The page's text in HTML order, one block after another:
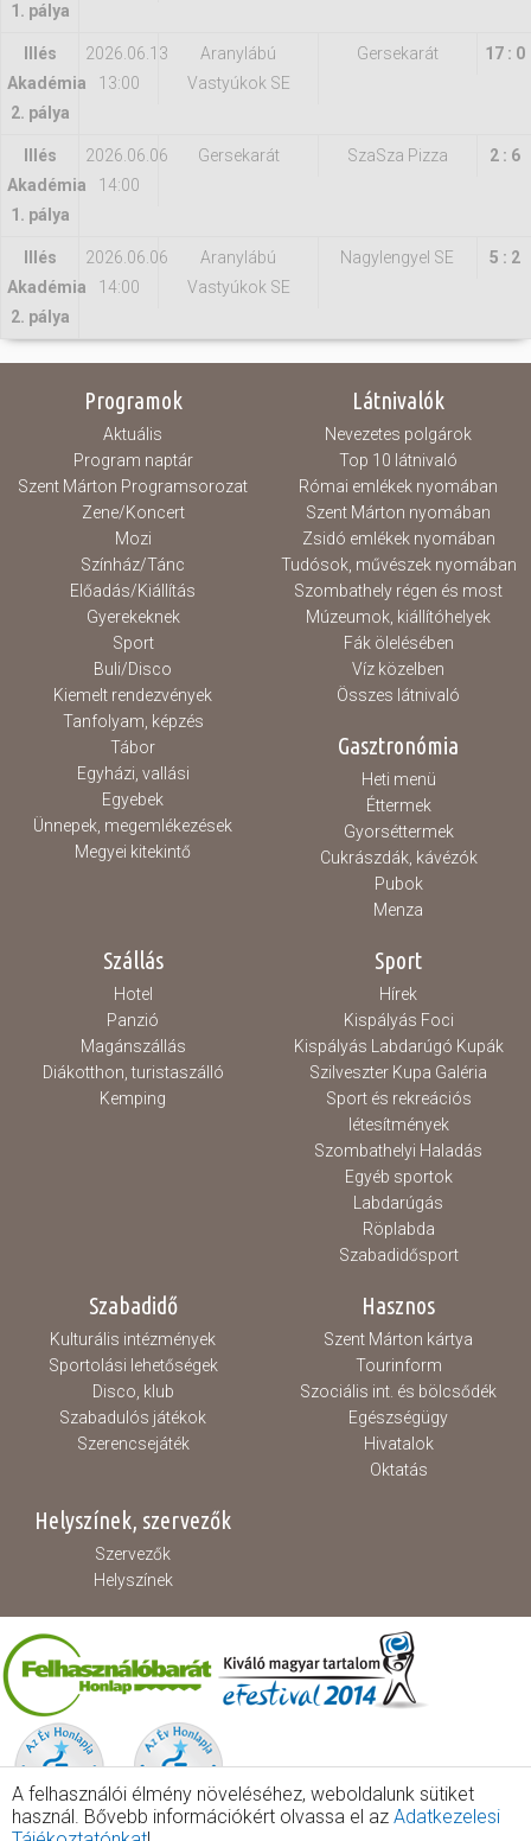
1. pálya
Illés
Akadémia
2. pálya
2026.06.13
13:00
Aranylábú
Vastyúkok SE
Gersekarát 17 : 0
Illés
Akadémia
1. pálya
2026.06.06
14:00
Gersekarát SzaSza Pizza 2 : 6
Illés
Akadémia
2. pálya
2026.06.06
14:00
Aranylábú
Vastyúkok SE
Nagylengyel SE 5 : 2
Programok
Aktuális
Program naptár
Szent Márton Programsorozat
Zene/Koncert
Mozi
Színház/Tánc
Előadás/Kiállítás
Gyerekeknek
Sport
Buli/Disco
Kiemelt rendezvények
Tanfolyam, képzés
Tábor
Egyházi, vallási
Egyebek
Ünnepek, megemlékezések
Megyei kitekintő
Látnivalók
Nevezetes polgárok
Top 10 látnivaló
Római emlékek nyomában
Szent Márton nyomában
Zsidó emlékek nyomában
Tudósok, művészek nyomában
Szombathely régen és most
Múzeumok, kiállítóhelyek
Fák ölelésében
Víz közelben
Összes látnivaló
Gasztronómia
Heti menü
Éttermek
Gyorséttermek
Cukrászdák, kávézók
Pubok
Menza
Szállás
Hotel
Panzió
Magánszállás
Diákotthon, turistaszálló
Kemping
Sport
Hírek
Kispályás Foci
Kispályás Labdarúgó Kupák
Szilveszter Kupa Galéria
Sport és rekreációs
létesítmények
Szombathelyi Haladás
Egyéb sportok
Labdarúgás
Röplabda
Szabadidősport
Szabadidő
Kulturális intézmények
Sportolási lehetőségek
Disco, klub
Szabadulós játékok
Szerencsejáték
Hasznos
Szent Márton kártya
Tourinform
Szociális int. és bölcsődék
Egészségügy
Hivatalok
Oktatás
Helyszínek, szervezők
Szervezők
Helyszínek
A felhasználói élmény növeléséhez, weboldalunk sütiket
használ. Bővebb információkért olvassa el az Adatkezelesi